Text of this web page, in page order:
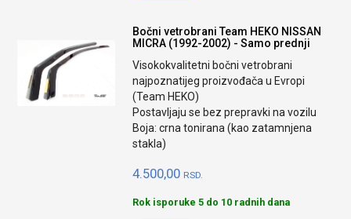
Bočni vetrobrani Team HEKO NISSAN
MICRA (1992-2002) - Samo prednji
Visokokvalitetni bočni vetrobrani
najpoznatijeg proizvođača u Evropi
(Team HEKO)
Postavljaju se bez prepravki na vozilu
Boja: crna tonirana (kao zatamnjena
stakla)
4.500,00 RSD.
Rok isporuke 5 do 10 radnih dana